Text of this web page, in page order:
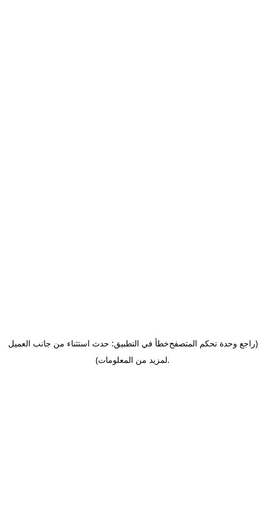
خطأ في التطبيق: حدث استثناء من جانب العميل(راجع وحدة تحكم المتصفح
لمزيد من المعلومات).